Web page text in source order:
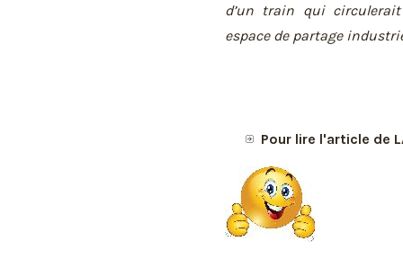
d’un train qui
espace de partage
Pour lire l'article de